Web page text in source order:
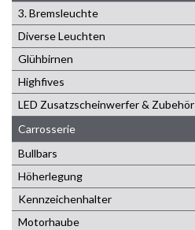
3. Bremsleuchte
Diverse Leuchten
Glühbirnen
Highfives
LED Zusatzscheinwerfer & Zubehör
Carrosserie
Bullbars
Höherlegung
Kennzeichenhalter
Motorhaube